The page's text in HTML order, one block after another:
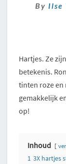
By Ilse
Hartjes. Ze
betekenis.
tinten roze en
gemakkelijk
op!
Inhoud
1 3X hartjes